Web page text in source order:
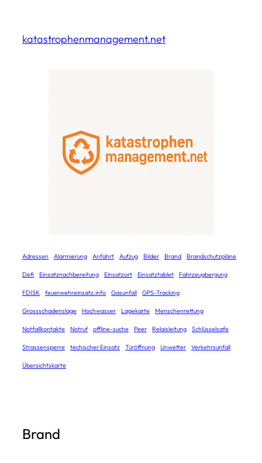
katastrophenmanagement.net
Adressen Alarmierung Anfahrt Aufzug Bilder Brand Brandschutzpläne
Defi Einsatznachbereitung Einsatzort Einsatztablet Fahrzeugbergung
FDISK feuerwehreinsatz.info Gasunfall GPS-Tracking
Grossschadenslage Hochwasser Lagekarte Menschenrettung
Notfallkontakte Notruf offline-suche Peer Relaisleitung Schlüsselsafe
Strassensperre techischer Einsatz Türöffnung Unwetter Verkehrsunfall
Übersichtskarte
Brand